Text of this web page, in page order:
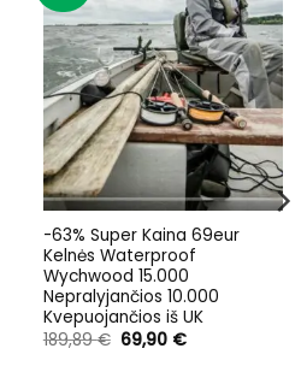
-63% Super Kaina 69eur
Kelnės Waterproof
Wychwood 15.000
Nepralyjančios 10.000
Kvepuojančios iš UK
189,89€ Original
price
69,90 €Current